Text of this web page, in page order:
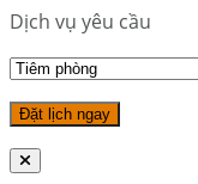
Dịch vụ yêu cầu